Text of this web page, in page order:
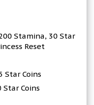
Stamina, 30 Star
Reset
Star Coins
Coins